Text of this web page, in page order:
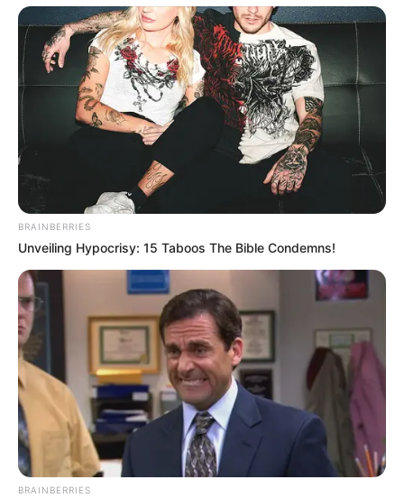
BRAINBERRIES
Unveiling Hypocrisy: 15 Taboos The Bible Condemns!
BRAINBERRIES